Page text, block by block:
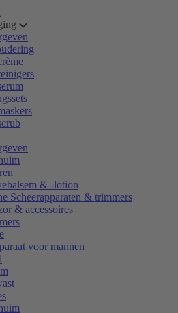
& -lotion
Scheerapparaten & trimmers
& accessoires
voor mannen